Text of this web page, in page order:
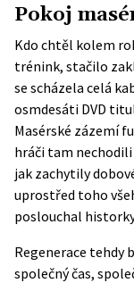
Pokoj
Kdo chtěl kolem
trénink, stačilo
se scházela celá
osmdesáti DVD
Masérské zázemí
hráči tam nechodili
jak zachytily
uprostřed toho
poslouchal
Regenerace tehdy
společný čas,